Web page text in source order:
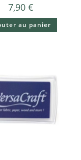
7,90 €
au panier